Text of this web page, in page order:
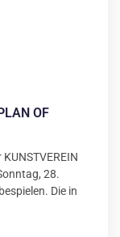
OF
28.
Die in